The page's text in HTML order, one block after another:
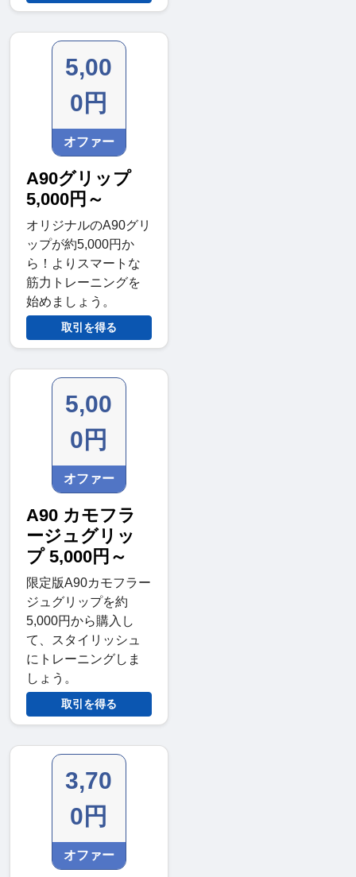
5,00
0円
オファー
A90グリップ
5,000円～
オリジナルのA90グリ
ップが約5,000円か
ら！よりスマートな
筋力トレーニングを
始めましょう。
取引を得る
5,00
0円
オファー
A90 カモフラ
ージュグリッ
プ 5,000円～
限定版A90カモフラー
ジュグリップを約
5,000円から購入し
て、スタイリッシュ
にトレーニングしま
しょう。
取引を得る
3,70
0円
オファー